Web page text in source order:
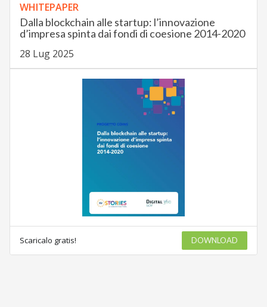
WHITEPAPER
Dalla blockchain alle startup: l’innovazione
d’impresa spinta dai fondi di coesione 2014-2020
28 Lug 2025
Scaricalo gratis! DOWNLOAD